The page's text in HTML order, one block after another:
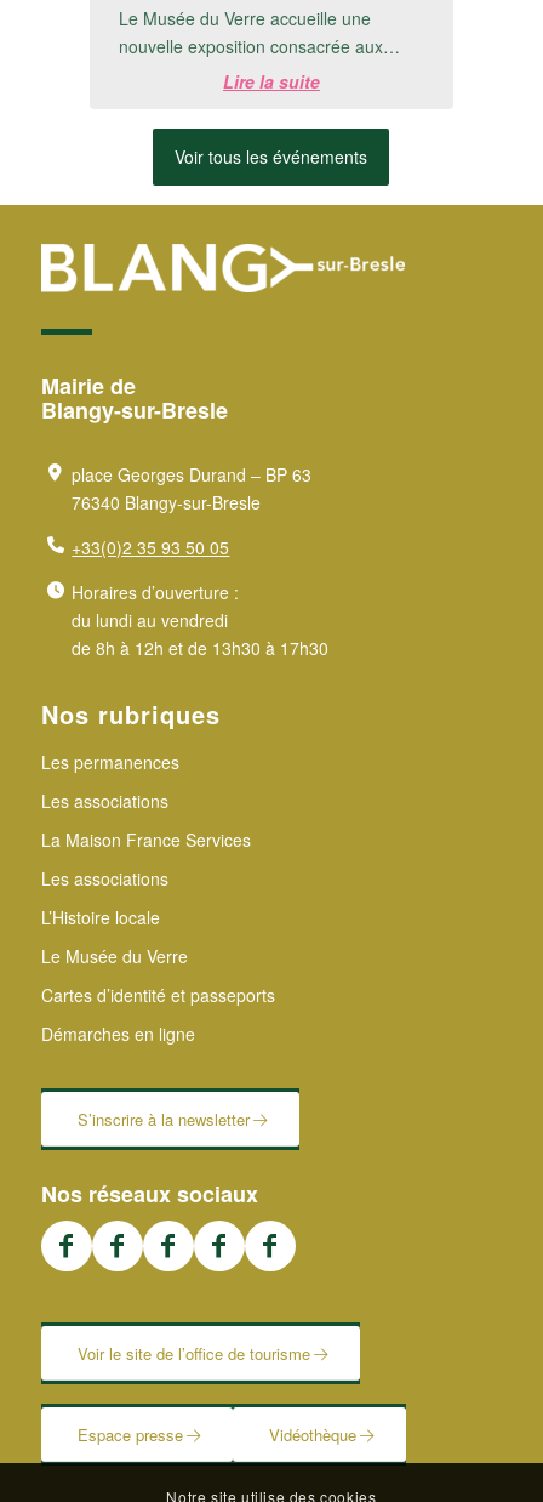
Le Musée du Verre accueille une
nouvelle exposition consacrée aux
créations de Michel Detré.📅 Du 8 juillet
Lire la suite
Voir tous les événements
Mairie de
Blangy-sur-Bresle
place Georges Durand – BP 63
76340 Blangy-sur-Bresle
+33(0)2 35 93 50 05
Horaires d’ouverture :
du lundi au vendredi
de 8h à 12h et de 13h30 à 17h30
Nos rubriques
Les permanences
Les associations
La Maison France Services
Les associations
L’Histoire locale
Le Musée du Verre
Cartes d’identité et passeports
Démarches en ligne
S’inscrire à la newsletter
Nos réseaux sociaux
Voir le site de l’office de tourisme
Espace presse Vidéothèque
Notre site utilise des cookies